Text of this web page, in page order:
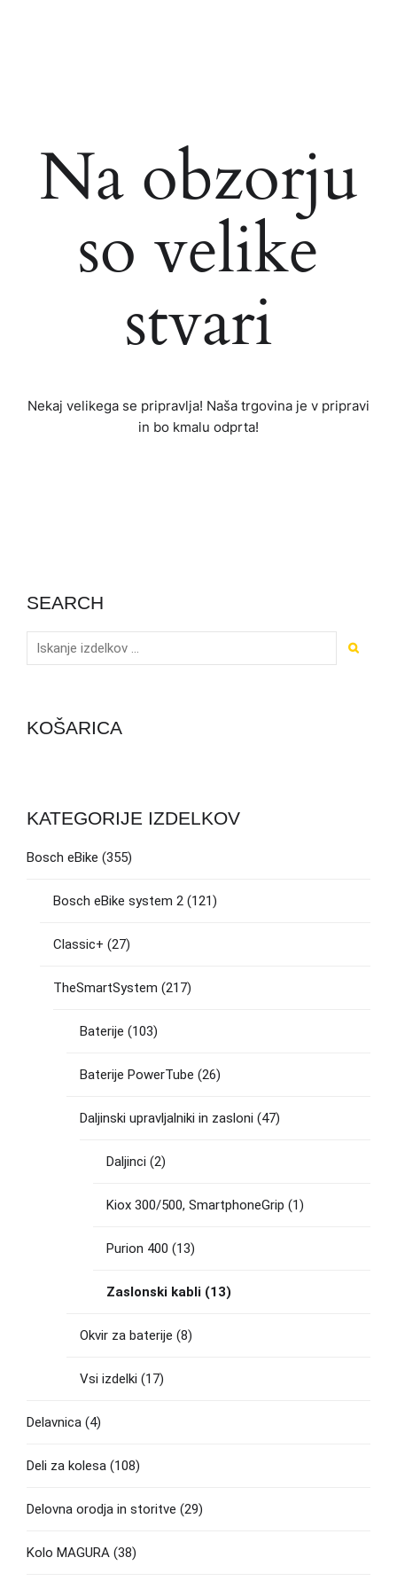
Na obzorju
so velike
stvari
Nekaj ​​velikega se pripravlja! Naša trgovina je v pripravi
in ​​bo kmalu odprta!
SEARCH
KOŠARICA
KATEGORIJE IZDELKOV
Bosch eBike (355)
Bosch eBike system 2 (121)
Classic+ (27)
TheSmartSystem (217)
Baterije (103)
Baterije PowerTube (26)
Daljinski upravljalniki in zasloni (47)
Daljinci (2)
Kiox 300/500, SmartphoneGrip (1)
Purion 400 (13)
Zaslonski kabli (13)
Okvir za baterije (8)
Vsi izdelki (17)
Delavnica (4)
Deli za kolesa (108)
Delovna orodja in storitve (29)
Kolo MAGURA (38)